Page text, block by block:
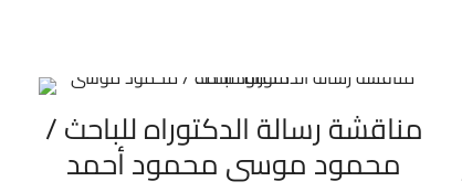
مناقشة رسالة الدكتوراه للباحث /
محمود موسى محمود أحمد